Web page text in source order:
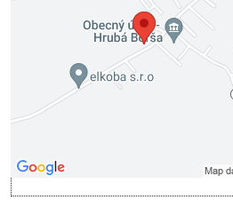
Prajete si načítať externý obsah?
Povoliť tentokrát
Povoliť a zapamätať - súhlas s